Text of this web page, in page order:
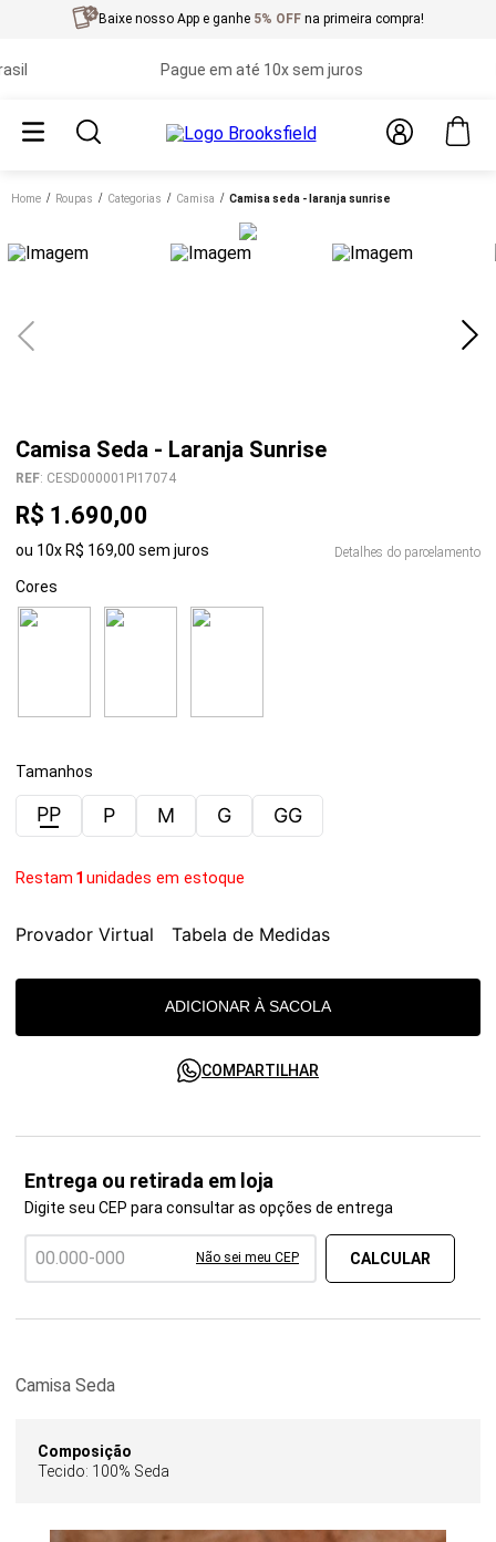
Baixe nosso App e ganhe 5% OFF na primeira compra!
Pague em até 10x sem juros
Home roupas categorias camisa camisa seda - laranja sunrise
Camisa Seda - Laranja Sunrise
REF: CESD000001PI17074
R$ 1 .690,00
ou 10x R$ 169,00 sem juros Detalhes do parcelamento
Cores
Tamanhos
PP P M G GG
Restam 1 unidades em estoque
Provador Virtual Tabela de Medidas
ADICIONAR À SACOLA
COMPARTILHAR
Entrega ou retirada em loja
Digite seu CEP para consultar as opções de entrega
Não sei meu CEP
Camisa Seda
Composição
Tecido: 100% Seda